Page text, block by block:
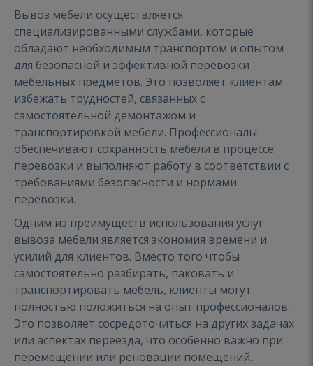
Вывоз мебели осуществляется
специализированными службами, которые
обладают необходимым транспортом и опытом
для безопасной и эффективной перевозки
мебельных предметов. Это позволяет клиентам
избежать трудностей, связанных с
самостоятельной демонтажом и
транспортировкой мебели. Профессионалы
обеспечивают сохранность мебели в процессе
перевозки и выполняют работу в соответствии с
требованиями безопасности и нормами
перевозки.
Одним из преимуществ использования услуг
вывоза мебели является экономия времени и
усилий для клиентов. Вместо того чтобы
самостоятельно разбирать, паковать и
транспортировать мебель, клиенты могут
полностью положиться на опыт профессионалов.
Это позволяет сосредоточиться на других задачах
или аспектах переезда, что особенно важно при
перемещении или реновации помещений.